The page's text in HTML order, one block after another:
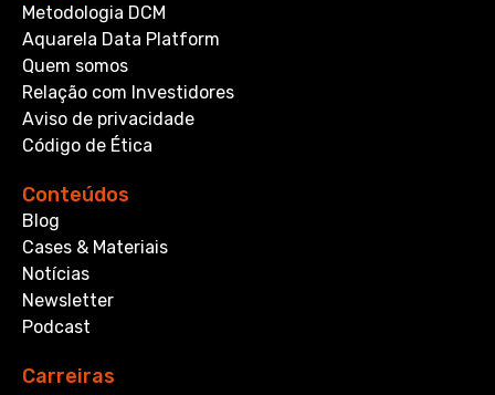
Metodologia DCM
Aquarela Data Platform
Quem somos
Relação com Investidores
Aviso de privacidade
Código de Ética
Conteúdos
Blog
Cases & Materiais
Notícias
Newsletter
Podcast
Carreiras